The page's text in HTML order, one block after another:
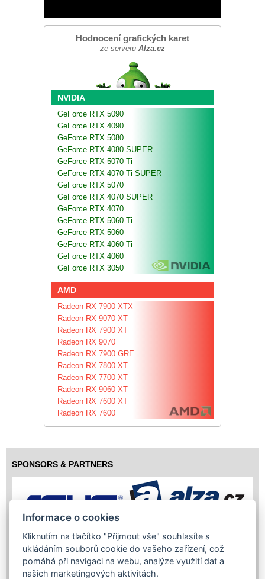
Hodnocení grafických karet
ze serveru Alza.cz
NVIDIA
GeForce RTX 5090
GeForce RTX 4090
GeForce RTX 5080
GeForce RTX 4080 SUPER
GeForce RTX 5070 Ti
GeForce RTX 4070 Ti SUPER
GeForce RTX 5070
GeForce RTX 4070 SUPER
GeForce RTX 4070
GeForce RTX 5060 Ti
GeForce RTX 5060
GeForce RTX 4060 Ti
GeForce RTX 4060
GeForce RTX 3050
AMD
Radeon RX 7900 XTX
Radeon RX 9070 XT
Radeon RX 7900 XT
Radeon RX 9070
Radeon RX 7900 GRE
Radeon RX 7800 XT
Radeon RX 7700 XT
Radeon RX 9060 XT
Radeon RX 7600 XT
Radeon RX 7600
SPONSORS & PARTNERS
Informace o cookies
Kliknutím na tlačítko "Přijmout vše" souhlasíte s
ukládáním souborů cookie do vašeho zařízení, což
pomáhá při navigaci na webu, analýze využití dat a
našich marketingových aktivitách.